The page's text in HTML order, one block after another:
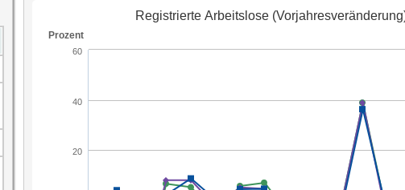
Die Arbeitslosenzahlen variieren saisonal, konjunkturell und in
Rahmenbedingungen. Die prozentuale Veränderung gegenüber
erfolgen. Die Stellensuchendenzahl unterscheidet sich von
zu einem geringeren Beschäftigungsgrad als erwünscht. Auch nicht-
können finanzielle Leistungen der Arbeitslosenversicherung in
Stellensuchenden gehen zwischen An- und Abmeldung vom RAV
denen sie als arbeitslos oder als nicht-arbeitslos gelten. Die Zahl der
auch als Indikator für die Inanspruchnahme der RAV gesehen werden.
ID-Nummer
Staatssekretariat für Wirtschaft SECO; Berechnungen Fachstelle für